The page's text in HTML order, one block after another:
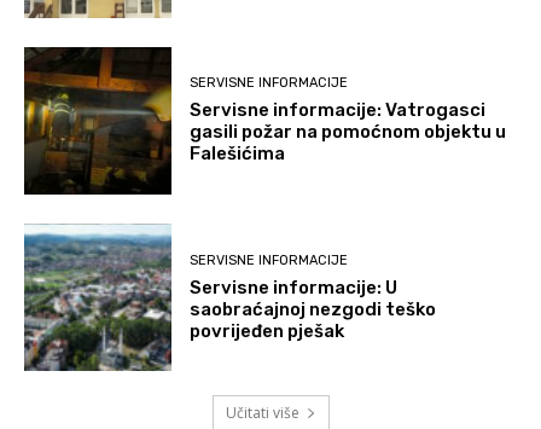
SERVISNE INFORMACIJE
Servisne informacije: Vatrogasci
gasili požar na pomoćnom objektu u
Falešićima
SERVISNE INFORMACIJE
Servisne informacije: U
saobraćajnoj nezgodi teško
povrijeđen pješak
Učitati više